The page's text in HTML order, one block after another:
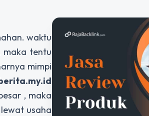
waktu
maka tentu
mimpi
, maka
usaha